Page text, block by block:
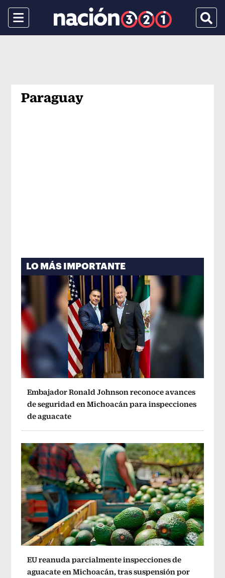
Menu
Paraguay
LO MÁS IMPORTANTE
Embajador Ronald Johnson reconoce avances
de seguridad en Michoacán para inspecciones
de aguacate
EU reanuda parcialmente inspecciones de
aguacate en Michoacán, tras suspensión por